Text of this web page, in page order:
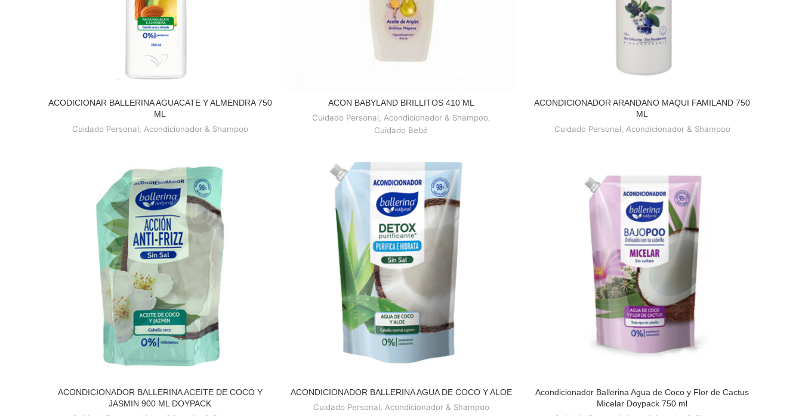
READ MORE
ACODICIONAR BALLERINA AGUACATE Y ALMENDRA 750
ML
Cuidado Personal, Acondicionador & Shampoo
READ MORE
ACON BABYLAND BRILLITOS 410 ML
Cuidado Personal, Acondicionador & Shampoo,
Cuidado Bebé
READ MORE
ACONDICIONADOR ARANDANO MAQUI FAMILAND 750
ML
Cuidado Personal, Acondicionador & Shampoo
READ MORE
ACONDICIONADOR BALLERINA ACEITE DE COCO Y
JASMIN 900 ML DOYPACK
READ MORE
ACONDICIONADOR BALLERINA AGUA DE COCO Y ALOE
Cuidado Personal, Acondicionador & Shampoo
READ MORE
Acondicionador Ballerina Agua de Coco y Flor de Cactus
Micelar Doypack 750 ml